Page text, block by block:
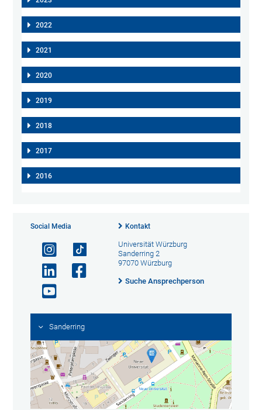
2022
2021
2020
2019
2018
2017
2016
Social Media Kontakt
Universität Würzburg
Sanderring 2
97070 Würzburg
Suche Ansprechperson
Sanderring